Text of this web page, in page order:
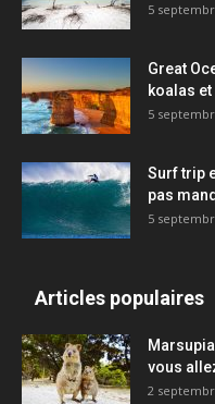
5
Great
koalas
5
Surf trip
pas
5
Articles populaires
vous
2